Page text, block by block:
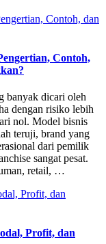
Contoh,
banyak dicari oleh
dengan risiko lebih
nol. Model bisnis
teruji, brand yang
dari pemilik
sangat pesat.
retail, …
Profit, dan